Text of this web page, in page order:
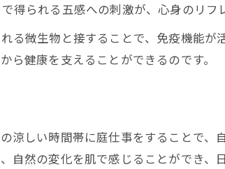
られる五感への刺激が、心身のリフ
る微生物と接することで、免疫機能が
健康を支えることができるのです。
涼しい時間帯に庭仕事をすることで、
自然の変化を肌で感じることができ、